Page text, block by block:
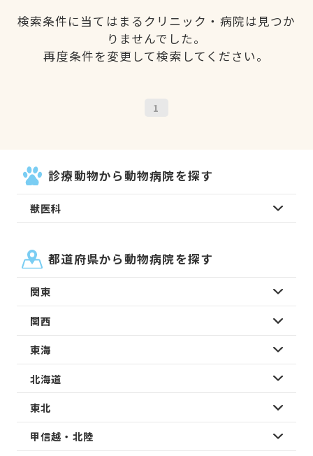
検索条件に当てはまるクリニック・病院は見つか
りませんでした。
再度条件を変更して検索してください。
1
診療動物から動物病院を探す
獣医科
都道府県から動物病院を探す
関東
関西
東海
北海道
東北
甲信越・北陸